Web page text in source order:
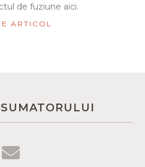
de fuziune aici.
ARTICOL